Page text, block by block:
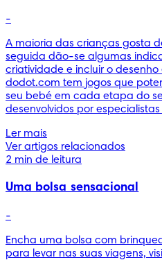
-
A maioria das crianças gosta
seguida dão-se algumas
criatividade e incluir o desenho
dodot.com tem jogos que
seu bebé em cada etapa do
desenvolvidos por especialistas
Ler mais
Ver artigos relacionados
2 min de leitura
Uma bolsa sensacional
-
Encha uma bolsa com
para levar nas suas viagens,